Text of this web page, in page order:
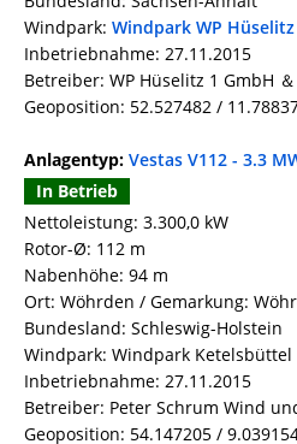
Windpark: Windpark WP Hüselitz
Inbetriebnahme: 27.11.2015
Betreiber: WP Hüselitz 1 GmbH ＆
Geoposition: 52.527482 /
Anlagentyp: Vestas V112 - 3.3
In Betrieb
Nettoleistung: 3.300,0 kW
Rotor-Ø: 112 m
Nabenhöhe: 94 m
Ort: Wöhrden / Gemarkung:
Bundesland: Schleswig-Holstein
Windpark: Windpark Ketelsbüttel
Inbetriebnahme: 27.11.2015
Betreiber: Peter Schrum Wind
Geoposition: 54.147205 /